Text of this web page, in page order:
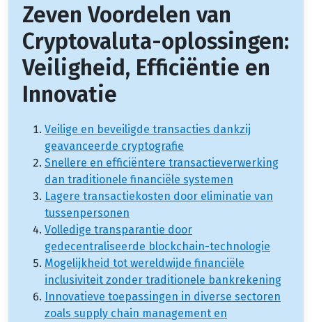
Zeven Voordelen van
Cryptovaluta-oplossingen:
Veiligheid, Efficiëntie en
Innovatie
Veilige en beveiligde transacties dankzij
geavanceerde cryptografie
Snellere en efficiëntere transactieverwerking
dan traditionele financiële systemen
Lagere transactiekosten door eliminatie van
tussenpersonen
Volledige transparantie door
gedecentraliseerde blockchain-technologie
Mogelijkheid tot wereldwijde financiële
inclusiviteit zonder traditionele bankrekening
Innovatieve toepassingen in diverse sectoren
zoals supply chain management en